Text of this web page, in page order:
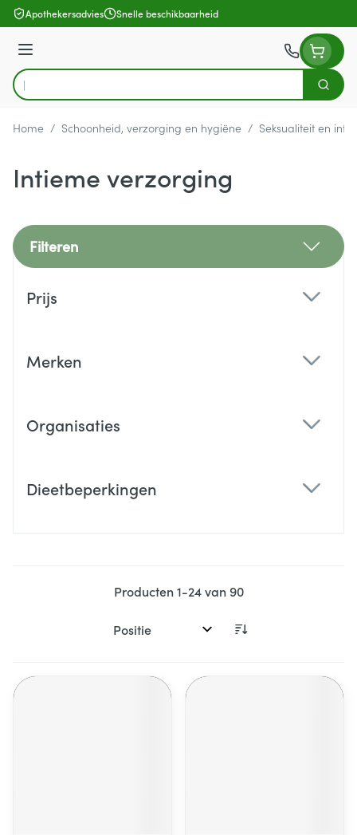
Ga naar de inhoud
Apothekersadvies Snelle beschikbaarheid
Menu
Product, merk, categorie...
Zoek
Home / Schoonheid, verzorging en hygiëne / Seksualiteit en
Intieme verzorging
Filteren
Prijs
Merken
Organisaties
Dieetbeperkingen
Producten1-24van90
Sorteer op: